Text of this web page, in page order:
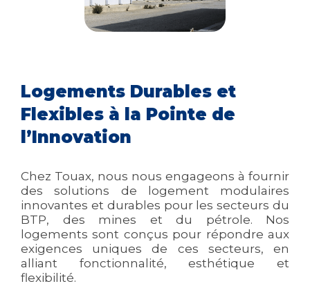
Logements Durables et
Flexibles à la Pointe de
l’Innovation
Chez Touax, nous nous engageons à fournir
des solutions de logement modulaires
innovantes et durables pour les secteurs du
BTP, des mines et du pétrole. Nos
logements sont conçus pour répondre aux
exigences uniques de ces secteurs, en
alliant fonctionnalité, esthétique et
flexibilité.